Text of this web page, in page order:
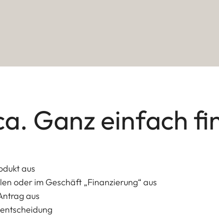
Ganz einfach
aus
oder im Geschäft „Finanzierung“ aus
aus